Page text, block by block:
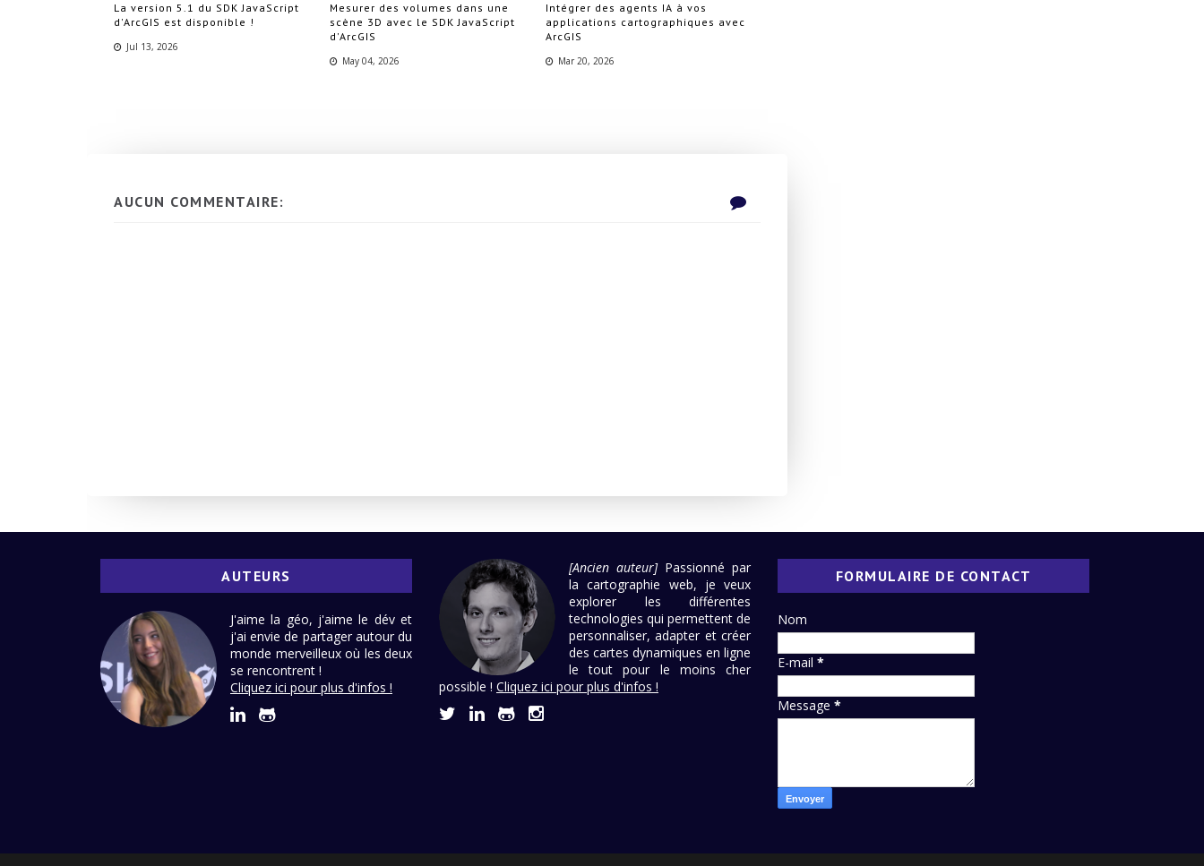
La version 5.1 du SDK JavaScript
d'ArcGIS est disponible !
Jul 13, 2026
Mesurer des volumes dans une
scène 3D avec le SDK JavaScript
d'ArcGIS
May 04, 2026
Intégrer des agents IA à vos
applications cartographiques avec
ArcGIS
Mar 20, 2026
AUCUN COMMENTAIRE:
AUTEURS
J'aime la géo, j'aime le dév et
j'ai envie de partager autour du
monde merveilleux où les deux
se rencontrent !
Cliquez ici pour plus d'infos !
[Ancien auteur]Passionné par
la cartographie web, je veux
explorer les différentes
technologies qui permettent de
personnaliser, adapter et créer
des cartes dynamiques en ligne
le tout pour le moins cher
possible ! Cliquez ici pour plus d'infos !
FORMULAIRE DE CONTACT
Nom
E-mail *
Message *